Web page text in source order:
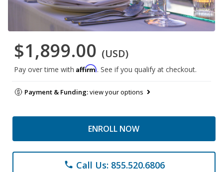
$1,899.00 (USD)
Pay over time with Affirm. See if you qualify at checkout.
Payment & Funding:view your options
ENROLL NOW
phone Call Us: 855.520.6806